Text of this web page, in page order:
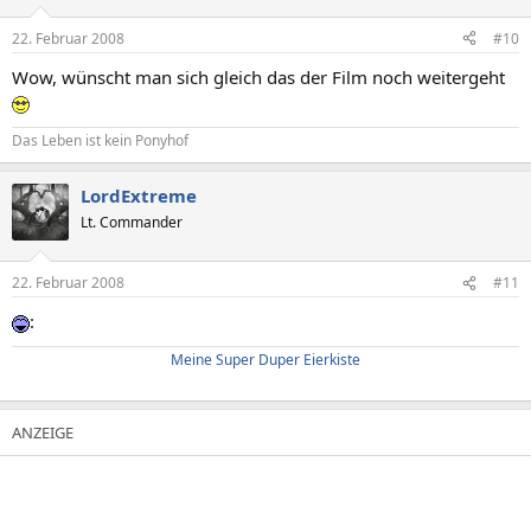
22. Februar 2008 #10
Wow, wünscht man sich gleich das der Film noch weitergeht
Das Leben ist kein Ponyhof
LordExtreme
Lt. Commander
22. Februar 2008 #11
:
Meine Super Duper Eierkiste